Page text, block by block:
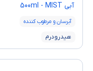
آبی 500ml - MIST
آبرسان و مرطوب کننده
هیدرودرم